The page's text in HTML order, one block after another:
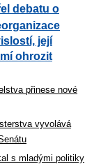
debatu o
její
ohrozit
přinese nové
vyvolává
s mladými politiky